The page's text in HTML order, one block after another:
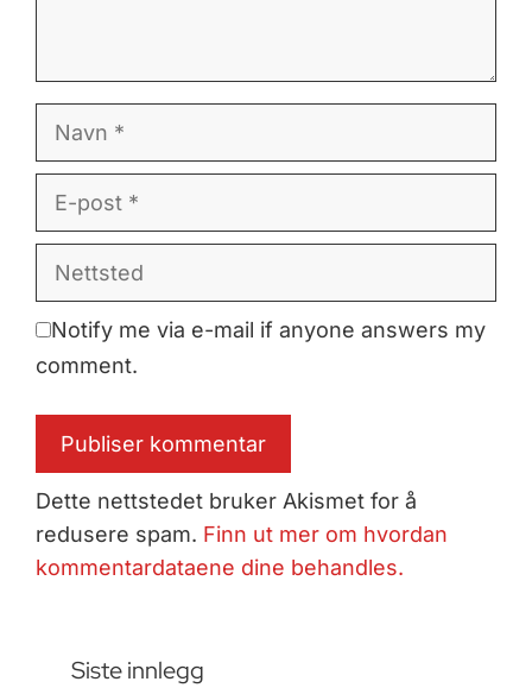
Navn
E-
post
Nettsted
Notify me via e-mail if anyone answers my
comment.
Dette nettstedet bruker Akismet for å
redusere spam. Finn ut mer om hvordan
kommentardataene dine behandles.
Siste innlegg